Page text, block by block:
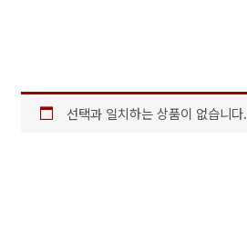
선택과 일치하는 상품이 없습니다.